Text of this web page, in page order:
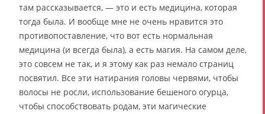
там рассказывается, — это и есть медицина, которая
тогда была. И вообще мне не очень нравится это
противопоставление, что вот есть нормальная
медицина (и всегда была), а есть магия. На самом деле,
это совсем не так, и я этому как раз немало страниц
посвятил. Все эти натирания головы червями, чтобы
волосы не росли, использование бешеного огурца,
чтобы способствовать родам, эти магические